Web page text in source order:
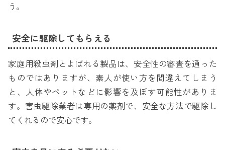
う。
安全に駆除してもらえる
家庭用殺虫剤とよばれる製品は、安全性の審査を通った
ものではありますが、素人が使い方を間違えてしまう
と、人体やペットなどに影響を及ぼす可能性がありま
す。害虫駆除業者は専用の薬剤で、安全な方法で駆除し
てくれるので安心です。